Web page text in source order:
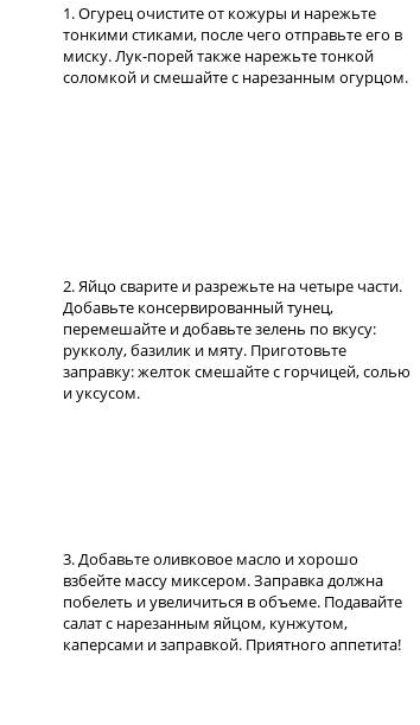
1. Огурец очистите от кожуры и нарежьте
тонкими стиками, после чего отправьте его в
миску. Лук-порей также нарежьте тонкой
соломкой и смешайте с нарезанным огурцом.
2. Яйцо сварите и разрежьте на четыре части.
Добавьте консервированный тунец,
перемешайте и добавьте зелень по вкусу:
рукколу, базилик и мяту. Приготовьте
заправку: желток смешайте с горчицей, солью
и уксусом.
3. Добавьте оливковое масло и хорошо
взбейте массу миксером. Заправка должна
побелеть и увеличиться в объеме. Подавайте
салат с нарезанным яйцом, кунжутом,
каперсами и заправкой. Приятного аппетита!